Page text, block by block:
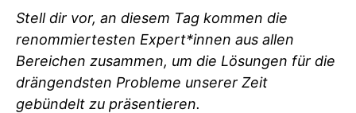
Stell dir vor, an diesem Tag kommen die
renommiertesten Expert*innen aus allen
Bereichen zusammen, um die Lösungen für die
drängendsten Probleme unserer Zeit
gebündelt zu präsentieren.